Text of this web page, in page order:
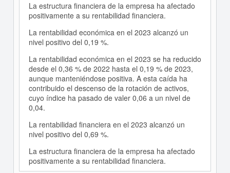
La estructura financiera de la empresa ha afectado
positivamente a su rentabilidad financiera.
La rentabilidad económica en el 2023 alcanzó un
nivel positivo del 0,19 %.
La rentabilidad económica en el 2023 se ha reducido
desde el 0,36 % de 2022 hasta el 0,19 % de 2023,
aunque manteniéndose positiva. A esta caída ha
contribuido el descenso de la rotación de activos,
cuyo índice ha pasado de valer 0,06 a un nivel de
0,04.
La rentabilidad financiera en el 2023 alcanzó un
nivel positivo del 0,69 %.
La estructura financiera de la empresa ha afectado
positivamente a su rentabilidad financiera.